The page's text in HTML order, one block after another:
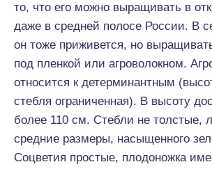
то, что его можно выращивать в
даже в средней полосе России. В
он тоже приживется, но
под пленкой или агроволокном.
относится к детерминантным
стебля ограниченная). В высоту
более 110 см. Стебли не толстые,
средние размеры, насыщенного
Соцветия простые, плодоножка